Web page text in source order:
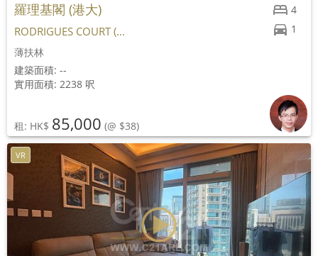
4
1
羅理基閣 (港大)
RODRIGUES COURT (...
薄扶林
建築面積: --
實用面積: 2238 呎
租: HK$ 85,000 (@ $38)
VR